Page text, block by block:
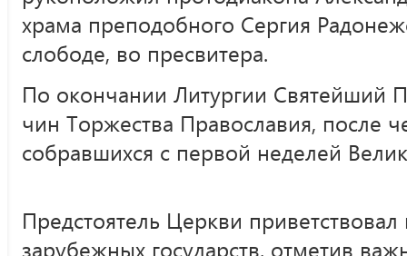
храма преподобного Сергия
слободе, во пресвитера.
По окончании Литургии Святейший
чин Торжества Православия, после
собравшихся с первой неделей
Предстоятель Церкви
зарубежных государств, отметив